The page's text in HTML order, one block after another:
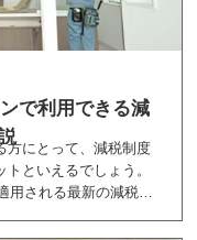
で利用できる減
方にとって、減税制度
といえるでしょう。
用される最新の減税・